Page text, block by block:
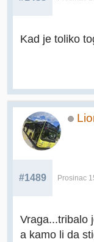
Kad je toliko
#1489 Prosinac
Vraga...tribalo
a kamo li da